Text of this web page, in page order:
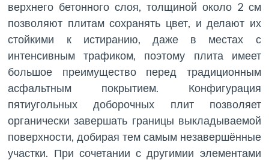
верхнего бетонного слоя, толщиной около 2 см
позволяют плитам сохранять цвет, и делают их
стойкими к истиранию, даже в местах с
интенсивным трафиком, поэтому плита имеет
большое преимущество перед традиционным
асфальтным покрытием. Конфигурация
пятиугольных доборочных плит позволяет
органически завершать границы выкладываемой
поверхности, добирая тем самым незавершённые
участки. При сочетании с другимии элементами